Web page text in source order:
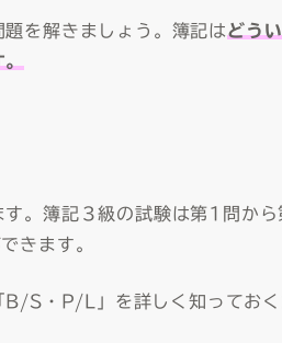
を解きましょう。簿記はどう
す。簿記３級の試験は第1問から
きます。
S・P/L」を詳しく知ってお